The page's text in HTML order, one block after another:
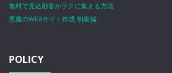
無料で見込顧客がラクに集まる方法
悪魔のWEBサイト作成 初級編
POLICY